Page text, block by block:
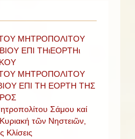
ΜΗΤΡΟΠΟΛΙΤΟΥ
ΕΠΙ ΤΗιΕΟΡΤΗι
ΜΗΤΡΟΠΟΛΙΤΟΥ
ΕΠΙ ΤΗ ΕΟΡΤΗ ΤΗΣ
Σάμου καί
τῶν Νηστειῶν,
Κλίσεις